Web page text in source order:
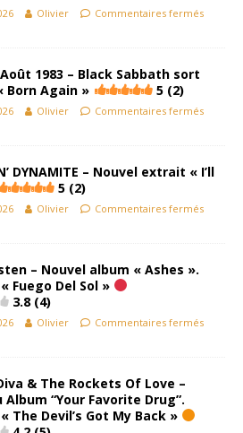
Olivier Commentaires fermés
1983 – Black Sabbath sort
Born Again »
5 (2)
Olivier Commentaires fermés
DYNAMITE – Nouvel extrait « I’ll
5 (2)
Olivier Commentaires fermés
– Nouvel album « Ashes ».
Fuego Del Sol »
3.8 (4)
Olivier Commentaires fermés
& The Rockets Of Love –
Album “Your Favorite Drug”.
The Devil’s Got My Back »